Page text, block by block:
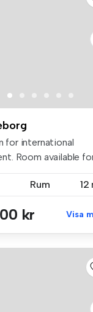
for international
Room available
Rum 12
kr Visa